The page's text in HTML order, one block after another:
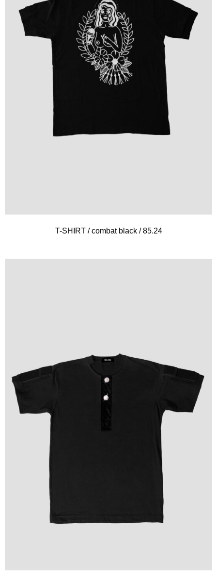
T-SHIRT / combat black / 85.24